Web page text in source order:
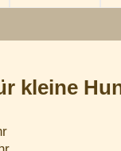
kleine